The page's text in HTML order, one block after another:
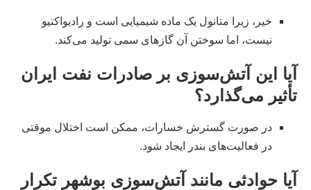
خیر، زیرا متانول یک ماده شیمیایی است و رادیواکتیو
نیست، اما سوختن آن گازهای سمی تولید می‌کند.
آیا این آتش‌سوزی بر صادرات نفت ایران
تأثیر می‌گذارد؟
در صورت گسترش خسارات، ممکن است اختلال موقتی
در فعالیت‌های بندر ایجاد شود.
آیا حوادثی مانند آتش‌سوزی بوشهر تکرار